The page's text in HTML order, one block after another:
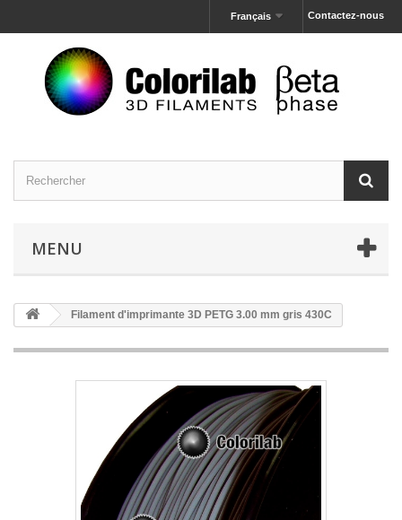
Contactez-nous
Français
MENU
Filament d'imprimante 3D PETG 3.00 mm gris 430C